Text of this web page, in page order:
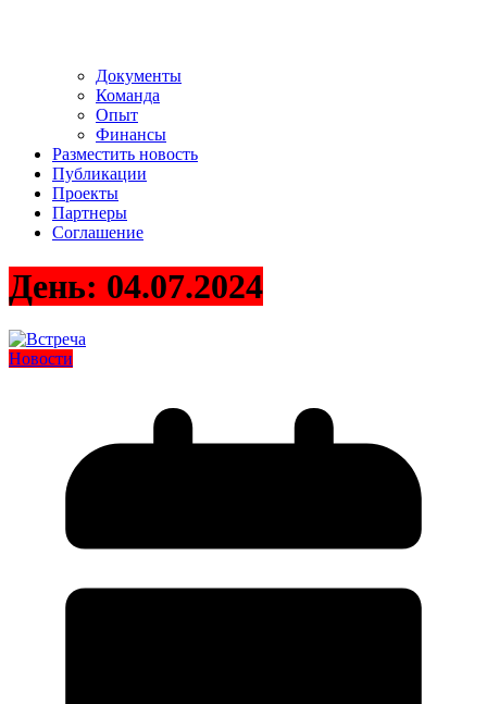
Документы
Команда
Опыт
Финансы
Разместить новость
Публикации
Проекты
Партнеры
Соглашение
День: 04.07.2024
Новости